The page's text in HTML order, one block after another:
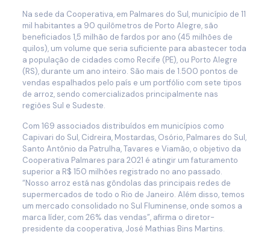
Na sede da Cooperativa, em Palmares do Sul, município de 11
mil habitantes a 90 quilômetros de Porto Alegre, são
beneficiados 1,5 milhão de fardos por ano (45 milhões de
quilos), um volume que seria suficiente para abastecer toda
a população de cidades como Recife (PE), ou Porto Alegre
(RS), durante um ano inteiro. São mais de 1.500 pontos de
vendas espalhados pelo país e um portfólio com sete tipos
de arroz, sendo comercializados principalmente nas
regiões Sul e Sudeste.
Com 169 associados distribuídos em municípios como
Capivari do Sul, Cidreira, Mostardas, Osório, Palmares do Sul,
Santo Antônio da Patrulha, Tavares e Viamão, o objetivo da
Cooperativa Palmares para 2021 é atingir um faturamento
superior a R$ 150 milhões registrado no ano passado.
“Nosso arroz está nas gôndolas das principais redes de
supermercados de todo o Rio de Janeiro. Além disso, temos
um mercado consolidado no Sul Fluminense, onde somos a
marca líder, com 26% das vendas”, afirma o diretor-
presidente da cooperativa, José Mathias Bins Martins.